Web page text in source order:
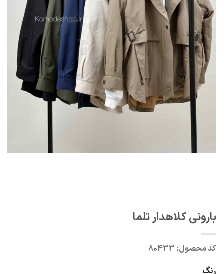
بارونی کلاهدار تلما
کد محصول:80433
رنگ